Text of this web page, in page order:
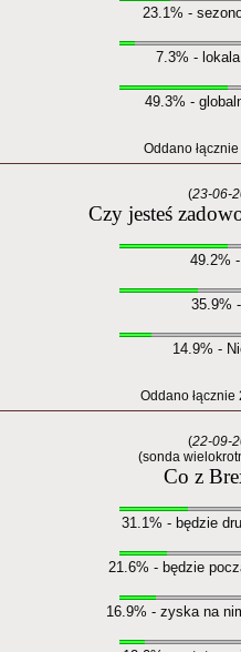
23.1% -
7.3% -
49.3% -
Oddano
(23-06-
Czy jesteś
49.2%
35.9%
14.9% -
Oddano łącznie
(22-09-
(sonda
Co z
31.1% - będzie
21.6% - będzie
16.9% - zyska na